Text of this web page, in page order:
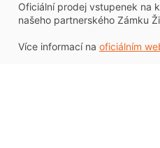
Oficiální prodej vstupenek na
našeho partnerského Zámku
Více informací na oficiálním